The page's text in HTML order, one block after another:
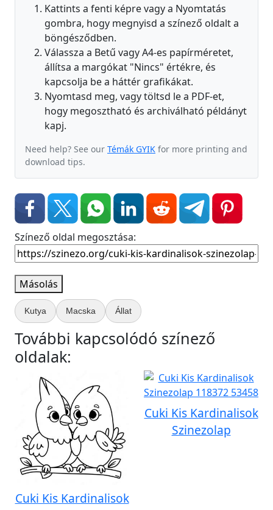
Kattints a fenti képre vagy a Nyomtatás
gombra, hogy megnyisd a színező oldalt a
böngésződben.
Válassza a Betű vagy A4-es papírméretet,
állítsa a margókat "Nincs" értékre, és
kapcsolja be a háttér grafikákat.
Nyomtasd meg, vagy töltsd le a PDF-et,
hogy megosztható és archiválható példányt
kapj.
Need help? See our Témák GYIK for more printing and
download tips.
Színező oldal megosztása:
Másolás
Kutya Macska Állat
További kapcsolódó színező
oldalak:
Cuki Kis Kardinalisok
Cuki Kis Kardinalisok
Szinezolap